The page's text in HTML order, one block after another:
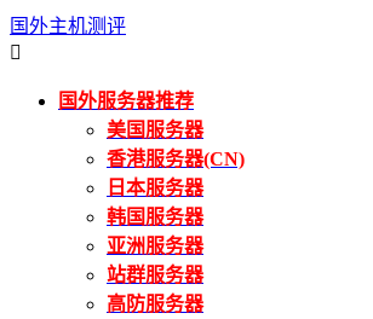
国外主机测评

国外服务器推荐
美国服务器
香港服务器(CN)
日本服务器
韩国服务器
亚洲服务器
站群服务器
高防服务器